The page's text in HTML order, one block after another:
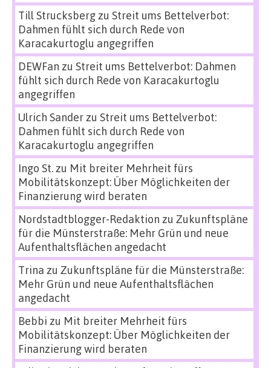
Till Strucksbergzu Streit ums Bettelverbot:
Dahmen fühlt sich durch Rede von
Karacakurtoglu angegriffen
DEWFan zu Streit ums Bettelverbot: Dahmen
fühlt sich durch Rede von Karacakurtoglu
angegriffen
Ulrich Sanderzu Streit ums Bettelverbot:
Dahmen fühlt sich durch Rede von
Karacakurtoglu angegriffen
Ingo St.zu Mit breiter Mehrheit fürs
Mobilitätskonzept: Über Möglichkeiten der
Finanzierung wird beraten
Nordstadtblogger-Redaktion zu Zukunftspläne
für die Münsterstraße: Mehr Grün und neue
Aufenthaltsflächen angedacht
Trina zu Zukunftspläne für die Münsterstraße:
Mehr Grün und neue Aufenthaltsflächen
angedacht
Bebbi zu Mit breiter Mehrheit fürs
Mobilitätskonzept: Über Möglichkeiten der
Finanzierung wird beraten